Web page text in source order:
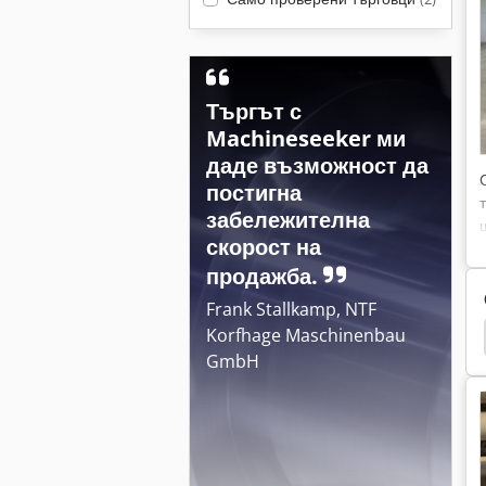
Търгът с
Machineseeker ми
даде възможност да
постигна
забележителна
скорост на
продажба.
Frank Stallkamp, NTF
Korfhage Maschinenbau
GmbH
Sack & Kiesselbach Прехвърляне